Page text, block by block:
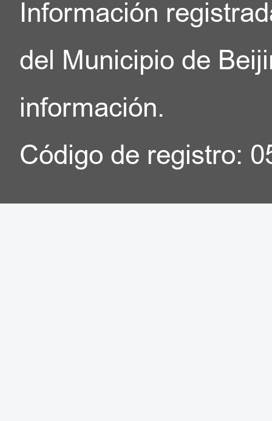
Información
del Municipio de
información.
Código de registro: